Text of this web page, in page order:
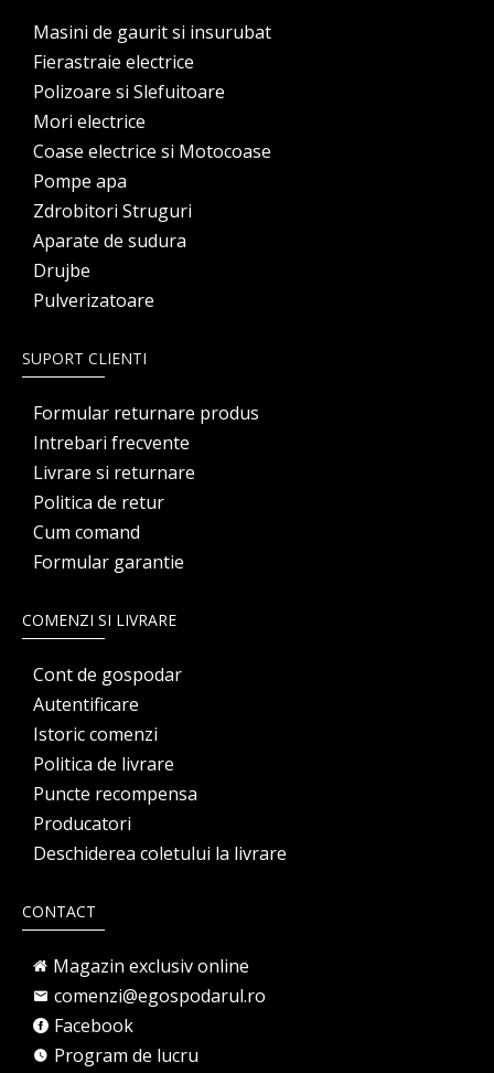
Masini de gaurit si insurubat
Fierastraie electrice
Polizoare si Slefuitoare
Mori electrice
Coase electrice si Motocoase
Pompe apa
Zdrobitori Struguri
Aparate de sudura
Drujbe
Pulverizatoare
SUPORT CLIENTI
Formular returnare produs
Intrebari frecvente
Livrare si returnare
Politica de retur
Cum comand
Formular garantie
COMENZI SI LIVRARE
Cont de gospodar
Autentificare
Istoric comenzi
Politica de livrare
Puncte recompensa
Producatori
Deschiderea coletului la livrare
CONTACT
Magazin exclusiv online
comenzi@egospodarul.ro
Facebook
Program de lucru